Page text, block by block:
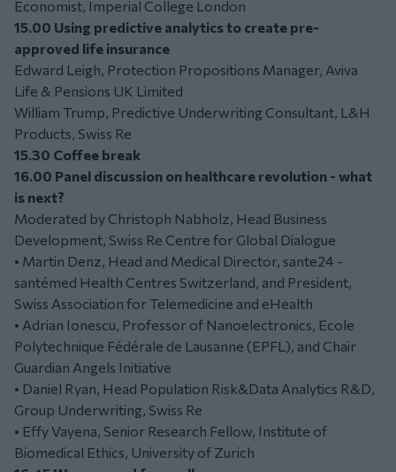
Economist, Imperial College London
15.00 Using predictive analytics to create pre-
approved life insurance
Edward Leigh, Protection Propositions Manager, Aviva
Life & Pensions UK Limited
William Trump, Predictive Underwriting Consultant, L&H
Products, Swiss Re
15.30 Coffee break
16.00 Panel discussion on healthcare revolution - what
is next?
Moderated by Christoph Nabholz, Head Business
Development, Swiss Re Centre for Global Dialogue
• Martin Denz, Head and Medical Director, sante24 -
santémed Health Centres Switzerland, and President,
Swiss Association for Telemedicine and eHealth
• Adrian Ionescu, Professor of Nanoelectronics, Ecole
Polytechnique Fédérale de Lausanne (EPFL), and Chair
Guardian Angels Initiative
• Daniel Ryan, Head Population Risk&Data Analytics R&D,
Group Underwriting, Swiss Re
• Effy Vayena, Senior Research Fellow, Institute of
Biomedical Ethics, University of Zurich